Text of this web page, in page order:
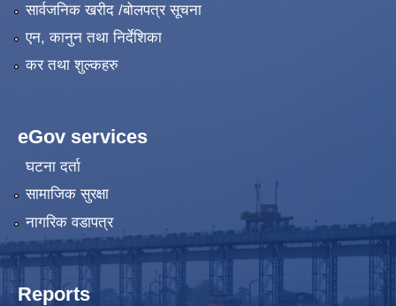
सार्वजनिक खरीद /बोलपत्र सूचना
एन, कानुन तथा निर्देशिका
कर तथा शुल्कहरु
eGov services
घटना दर्ता
सामाजिक सुरक्षा
नागरिक वडापत्र
Reports